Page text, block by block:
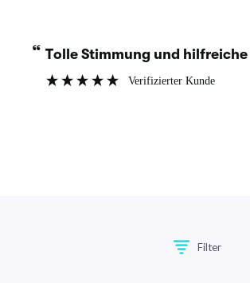
“
Tolle Stimmung und
Verifizierter Kunde
Filter